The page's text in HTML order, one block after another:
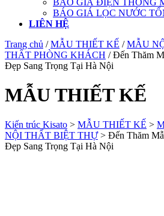
BÁO GIÁ ĐIỆN THÔNG
BÁO GIÁ LỌC NƯỚC
LIÊN HỆ
Trang chủ /MẪU THIẾT KẾ /MẪU
THẤT PHÒNG KHÁCH / Đến Thăm
Đẹp Sang Trọng Tại Hà Nội
MẪU THIẾT KẾ
Kiến trúc Kisato > MẪU THIẾT KẾ >
NỘI THẤT BIỆT THỰ> Đến Thăm
Đẹp Sang Trọng Tại Hà Nội